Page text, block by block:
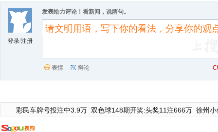
登录/注册
发表给力评论！看新闻，说两句。
表情 辩论
彩民车牌号投注中3.9万 双色球148期开奖:头奖11注666万 徐州